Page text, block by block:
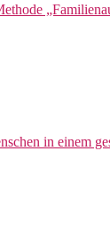
in einem